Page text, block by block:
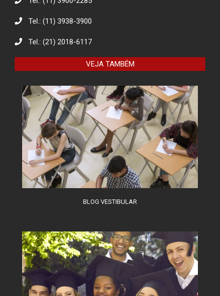
Eco Eletrônicos: Promovendo a
Responsável
O combate à desinformação na
Tel.: (11) 3938-3900
Tel.: (21) 2018-6117
VEJA TAMBÉM
BLOG VESTIBULAR